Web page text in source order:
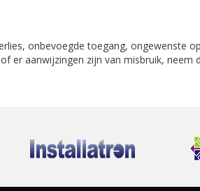
onbevoegde toegang, ongewenste
er aanwijzingen zijn van misbruik, neem